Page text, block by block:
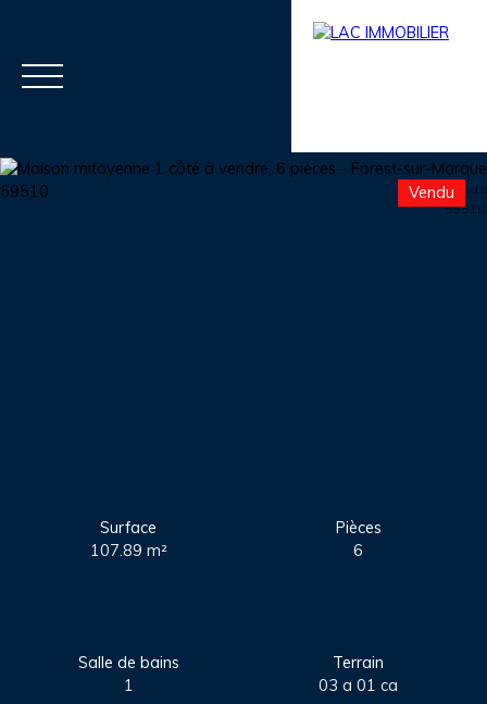
Vendu
Surface
107.89 m²
Pièces
6
Salle de bains
1
Terrain
03 a 01 ca